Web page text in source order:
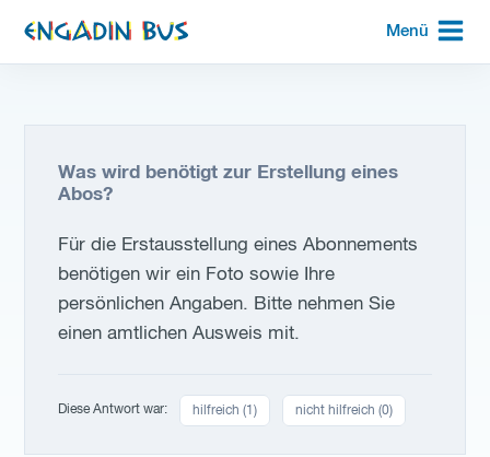
zur
Startseite
Menü
Was wird benötigt zur Erstellung eines
Abos?
Für die Erstausstellung eines Abonnements
benötigen wir ein Foto sowie Ihre
persönlichen Angaben. Bitte nehmen Sie
einen amtlichen Ausweis mit.
Diese Antwort war: hilfreich (1) nicht hilfreich (0)